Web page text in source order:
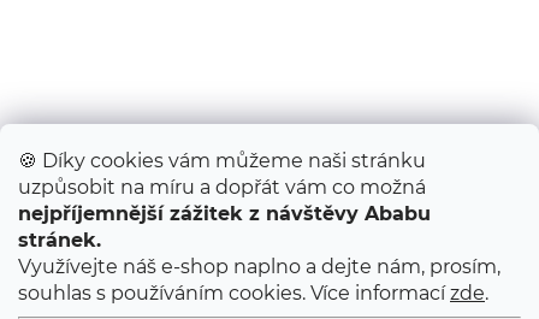
🍪 Díky cookies vám můžeme naši stránku
uzpůsobit na míru a dopřát vám co možná
nejpříjemnější zážitek z návštěvy Ababu
stránek.
Využívejte náš e-shop naplno a dejte nám, prosím,
souhlas s používáním cookies. Více informacízde.
Kapsář do školky / Medvídek
Skladem (>10 ks)
1 350 Kč